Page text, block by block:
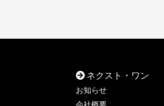
ネクスト・ワン
お知らせ